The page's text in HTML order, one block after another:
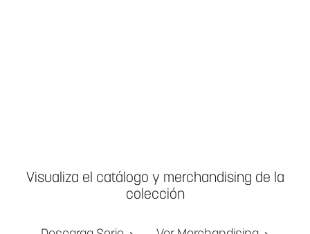
Visualiza el catálogo y merchandising de la
colección